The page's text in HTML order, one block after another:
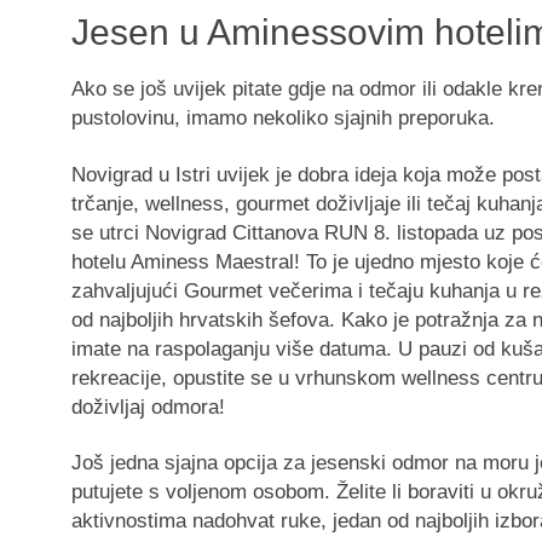
Jesen u Aminessovim
Ako se još uvijek pitate gdje na odmor ili odakle
pustolovinu, imamo nekoliko sjajnih preporuka.
Novigrad u Istri uvijek je dobra ideja koja može
trčanje, wellness, gourmet doživljaje ili tečaj
se utrci Novigrad Cittanova RUN 8. listopada uz
hotelu Aminess Maestral! To je ujedno mjesto koje
zahvaljujući Gourmet večerima i tečaju kuhanja u
od najboljih hrvatskih šefova. Kako je potražnja za
imate na raspolaganju više datuma. U pauzi od
rekreacije, opustite se u vrhunskom wellness
doživljaj odmora!
Još jedna sjajna opcija za jesenski odmor na moru
putujete s voljenom osobom. Želite li boraviti u
aktivnostima nadohvat ruke, jedan od najboljih